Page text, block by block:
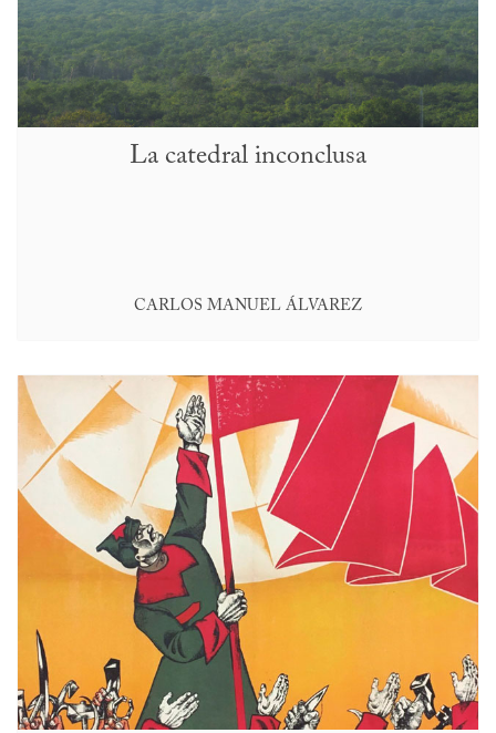
La catedral inconclusa
CARLOS MANUEL ÁLVAREZ